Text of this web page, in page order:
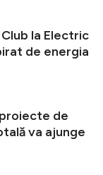
la Electric
de energia
de
va ajunge